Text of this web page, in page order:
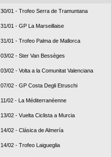
30/01 - Trofeo Serra de Tramuntana
31/01 - GP La Marseillaise
31/01 - Trofeo Palma de Mallorca
03/02 - Ster Van Bessèges
03/02 - Volta a la Comunitat Valenciana
07/02 - GP Costa Degli Etruschi
11/02 - La Méditerranéenne
13/02 - Vuelta Ciclista a Murcia
14/02 - Clásica de Almería
14/02 - Trofeo Laigueglia